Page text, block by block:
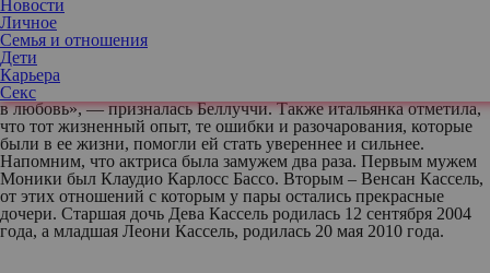
Новости
Личное
Семья и отношения
Дети
Карьера
Секс
опыт, она до сих пор верит в настоящую любовь, но иногда,
увы, сталкивается с разногласиями с мужчинами, какие у нее
были в юности. «У меня до сих пор похожие проблемы
с мужчинами, что и в 20 лет. Могу только сказать, что я
действительно верю в настоящие чувства. Любовь двух людей,
любовь к детям, любовь к работе. Да, я все еще верю
в любовь», — призналась Беллуччи. Также итальянка отметила,
что тот жизненный опыт, те ошибки и разочарования, которые
были в ее жизни, помогли ей стать увереннее и сильнее.
Напомним, что актриса была замужем два раза. Первым мужем
Моники был Клаудио Карлосс Бассо. Вторым – Венсан Кассель,
от этих отношений с которым у пары остались прекрасные
дочери. Старшая дочь Дева Кассель родилась 12 сентября 2004
года, а младшая Леони Кассель, родилась 20 мая 2010 года.